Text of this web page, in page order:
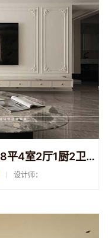
杭州明乐府装修 轻法式风格 138平4室2厅1厨2卫装修
设计师：